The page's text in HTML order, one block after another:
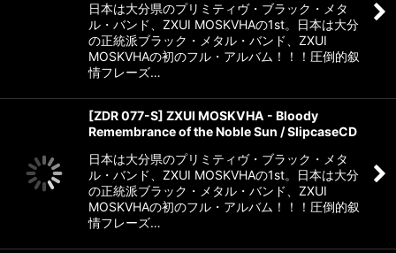
日本は大分県のプリミティヴ・ブラック・メタ
ル・バンド、ZXUI MOSKVHAの1st。日本は大分
の正統派ブラック・メタル・バンド、ZXUI
MOSKVHAの初のフル・アルバム！！！圧倒的叙
情フレーズ…
[ZDR 077-S] ZXUI MOSKVHA - Bloody
Remembrance of the Noble Sun / SlipcaseCD
日本は大分県のプリミティヴ・ブラック・メタ
ル・バンド、ZXUI MOSKVHAの1st。日本は大分
の正統派ブラック・メタル・バンド、ZXUI
MOSKVHAの初のフル・アルバム！！！圧倒的叙
情フレーズ…